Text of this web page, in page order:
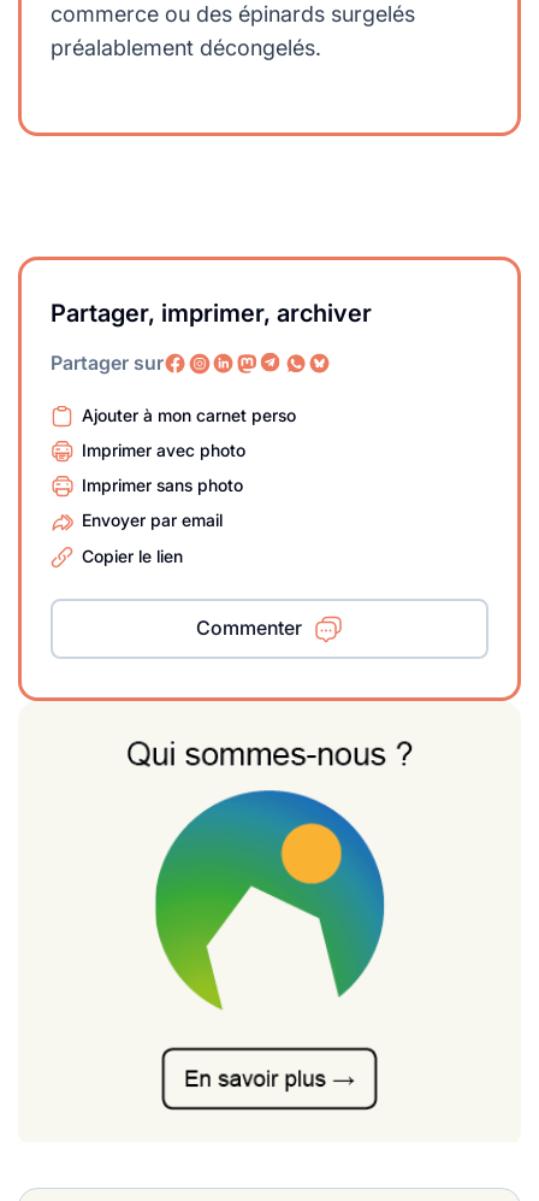
commerce ou des épinards surgelés
préalablement décongelés.
Partager, imprimer, archiver
Partager sur
Ajouter à mon carnet perso
Imprimer avec photo
Imprimer sans photo
Envoyer par email
Copier le lien
Commenter